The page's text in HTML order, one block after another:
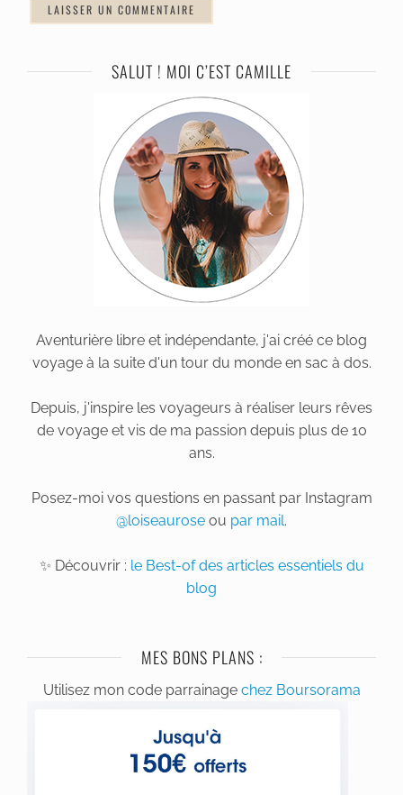
SALUT ! MOI C’EST CAMILLE
Aventurière libre et indépendante, j'ai créé ce blog
voyage à la suite d'un tour du monde en sac à dos.
Depuis, j'inspire les voyageurs à réaliser leurs rêves
de voyage et vis de ma passion depuis plus de 10
ans.
Posez-moi vos questions en passant par Instagram
@loiseaurose ou par mail.
✨ Découvrir : le Best-of des articles essentiels du
blog
MES BONS PLANS :
Utilisez mon code parrainage chez Boursorama